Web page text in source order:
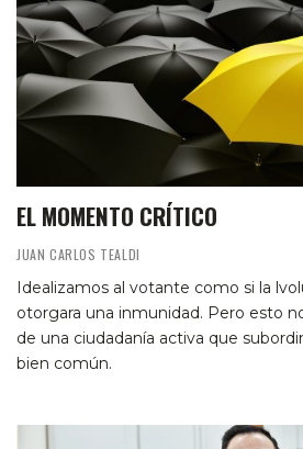
EL MOMENTO CRÍTICO
JUAN CARLOS TEALDI
Idealizamos al votante como si la
otorgara una inmunidad. Pero esto
de una ciudadanía activa que
bien común.